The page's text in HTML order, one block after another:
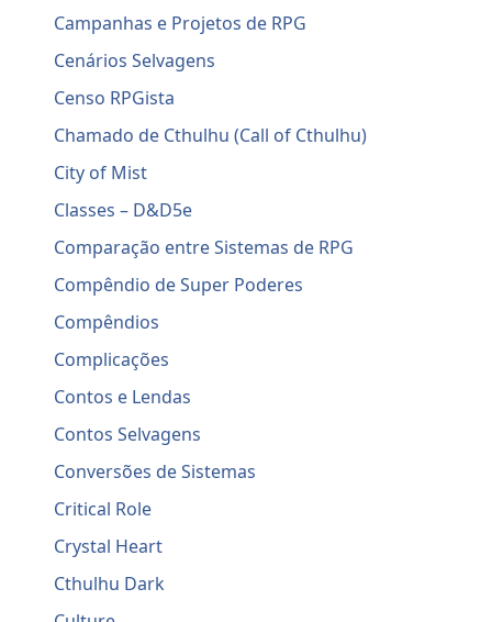
Campanhas e Projetos de RPG
Cenários Selvagens
Censo RPGista
Chamado de Cthulhu (Call of Cthulhu)
City of Mist
Classes – D&D5e
Comparação entre Sistemas de RPG
Compêndio de Super Poderes
Compêndios
Complicações
Contos e Lendas
Contos Selvagens
Conversões de Sistemas
Critical Role
Crystal Heart
Cthulhu Dark